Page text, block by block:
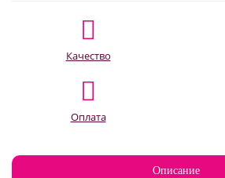
Качество
Оплата
Описание